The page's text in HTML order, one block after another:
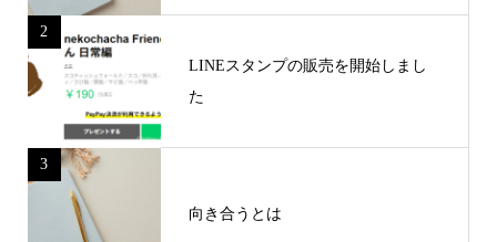
2
LINEスタンプの販売を開始しまし
た
3
向き合うとは